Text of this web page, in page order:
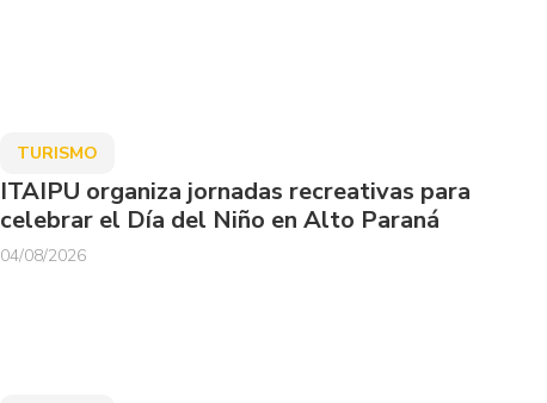
TURISMO
ITAIPU organiza jornadas recreativas para
celebrar el Día del Niño en Alto Paraná
04/08/2026